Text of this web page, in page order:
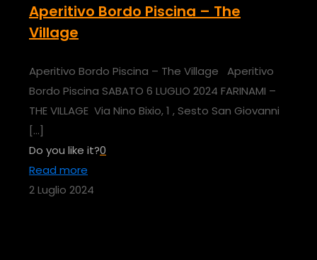
Aperitivo Bordo Piscina – The
Village
Aperitivo Bordo Piscina – The Village Aperitivo
Bordo Piscina SABATO 6 LUGLIO 2024 FARINAMI –
THE VILLAGE Via Nino Bixio, 1 , Sesto San Giovanni
[…]
Do you like it?0
Read more
2 Luglio 2024